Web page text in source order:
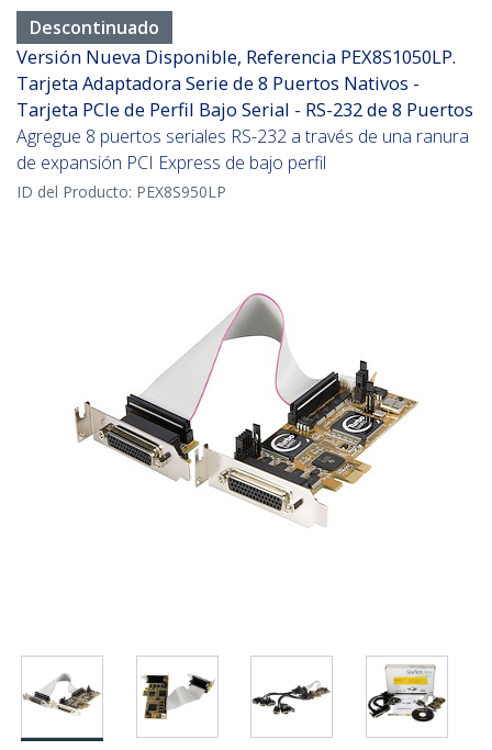
Descontinuado
Versión Nueva Disponible, Referencia PEX8S1050LP.
Tarjeta Adaptadora Serie de 8 Puertos Nativos -
Tarjeta PCIe de Perfil Bajo Serial - RS-232 de 8 Puertos
Agregue 8 puertos seriales RS-232 a través de una ranura
de expansión PCI Express de bajo perfil
ID del Producto: PEX8S950LP